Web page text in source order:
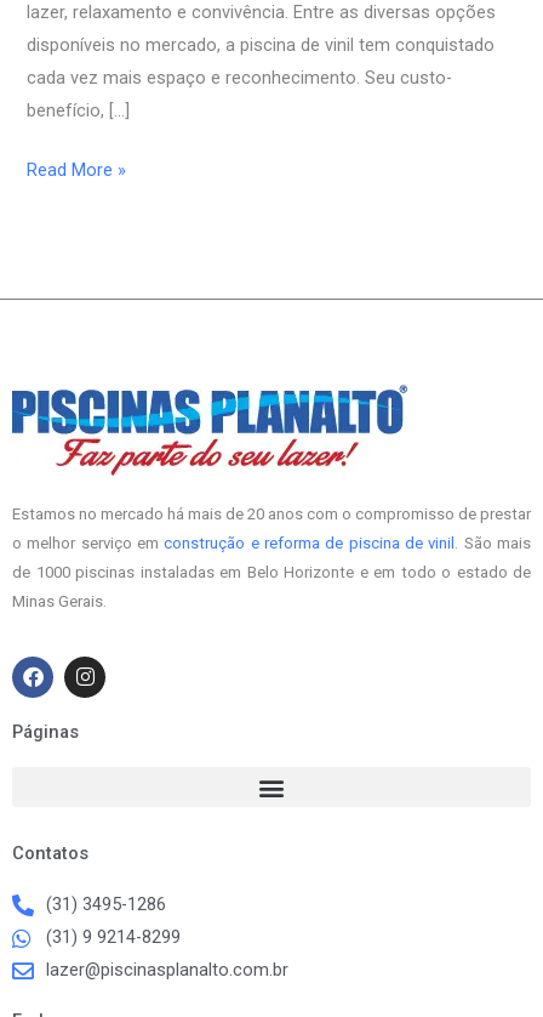
lazer, relaxamento e convivência. Entre as diversas opções
disponíveis no mercado, a piscina de vinil tem conquistado
cada vez mais espaço e reconhecimento. Seu custo-
benefício, […]
Read More »
Estamos no mercado há mais de 20 anos com o compromisso de prestar
o melhor serviço emconstrução e reforma de piscina de vinil
. São mais
de 1000 piscinas instaladas em Belo Horizonte e em todo o estado de
Minas Gerais.
F
a
c
e
b
I
n
s
Páginas
Contatos
(31) 3495-1286
(31) 9 9214-8299
lazer@piscinasplanalto.com.br